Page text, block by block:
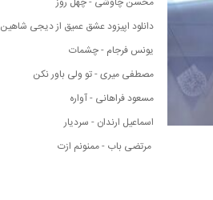
دانلود اپیزود عشق عمیق از دیجی شاهین
یونس فرجام - چشمات
مصطفی میری - تو ولی باور نکن
مسعود فراهانی - آواره
اسماعیل ارندان - سردیار
مرتضی باب - ممنونم ازت